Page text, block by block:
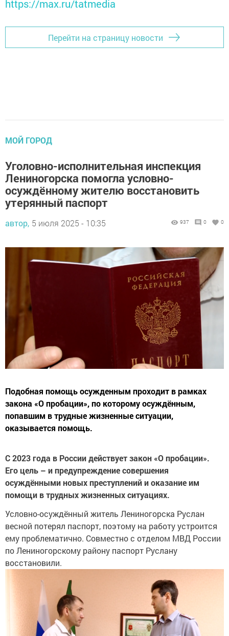
https://max.ru/tatmedia
Перейти на страницу новости
МОЙ ГОРОД
Уголовно-исполнительная инспекция
Лениногорска помогла условно-
осуждённому жителю восстановить
утерянный паспорт
автор, 5 июля 2025 - 10:35 937 0 0
Подобная помощь осужденным проходит в рамках
закона «О пробации», по которому осуждённым,
попавшим в трудные жизненные ситуации,
оказывается помощь.
С 2023 года в России действует закон «О пробации».
Его цель – и предупреждение совершения
осуждёнными новых преступлений и оказание им
помощи в трудных жизненных ситуациях.
Условно-осуждённый житель Лениногорска Руслан
весной потерял паспорт, поэтому на работу устроится
ему проблематично. Совместно с отделом МВД России
по Лениногорскому району паспорт Руслану
восстановили.